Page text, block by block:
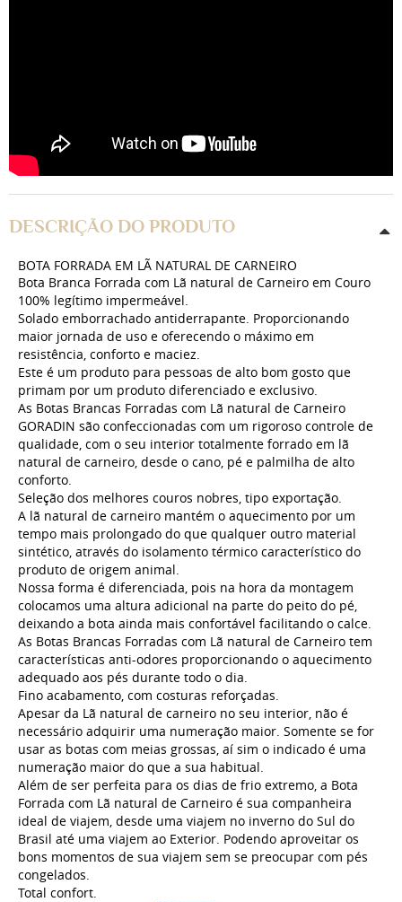
DESCRIÇÃO DO PRODUTO
BOTA FORRADA EM LÃ NATURAL DE CARNEIRO
Bota Branca Forrada com Lã natural de Carneiro em Couro
100% legítimo impermeável.
Solado emborrachado antiderrapante. Proporcionando
maior jornada de uso e oferecendo o máximo em
resistência, conforto e maciez.
Este é um produto para pessoas de alto bom gosto que
primam por um produto diferenciado e exclusivo.
As Botas Brancas Forradas com Lã natural de Carneiro
GORADIN são confeccionadas com um rigoroso controle de
qualidade, com o seu interior totalmente forrado em lã
natural de carneiro, desde o cano, pé e palmilha de alto
conforto.
Seleção dos melhores couros nobres, tipo exportação.
A lã natural de carneiro mantém o aquecimento por um
tempo mais prolongado do que qualquer outro material
sintético, através do isolamento térmico característico do
produto de origem animal.
Nossa forma é diferenciada, pois na hora da montagem
colocamos uma altura adicional na parte do peito do pé,
deixando a bota ainda mais confortável facilitando o calce.
As Botas Brancas Forradas com Lã natural de Carneiro tem
características anti-odores proporcionando o aquecimento
adequado aos pés durante todo o dia.
Fino acabamento, com costuras reforçadas.
Apesar da Lã natural de carneiro no seu interior, não é
necessário adquirir uma numeração maior. Somente se for
usar as botas com meias grossas, aí sim o indicado é uma
numeração maior do que a sua habitual.
Além de ser perfeita para os dias de frio extremo, a Bota
Forrada com Lã natural de Carneiro é sua companheira
ideal de viajem, desde uma viajem no inverno do Sul do
Brasil até uma viajem ao Exterior. Podendo aproveitar os
bons momentos de sua viajem sem se preocupar com pés
congelados.
Total confort.